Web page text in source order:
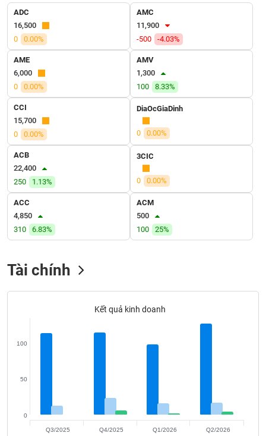
ADC
16,500
0
0.00%
AMC
11,900
-500
-4.03%
AME
6,000
0
0.00%
AMV
1,300
100
8.33%
CCI
15,700
0
0.00%
DiaOcGiaDinh
0 0.00%
ACB
22,400
250
1.13%
3CIC
0 0.00%
ACC
4,850
310
6.83%
ACM
500
100
25%
Tài chính
Kết quả kinh doanh
0
50
100
Q3/2025 Q4/2025 Q1/2026 Q2/2026
VỤ
TRUYỀN
THÔNG
TIỆN
ĐỘNG
SẢN
Mã
chứng
khoán
Tất cả Cổ phiếu
Tất cả Người liên quan
Tin